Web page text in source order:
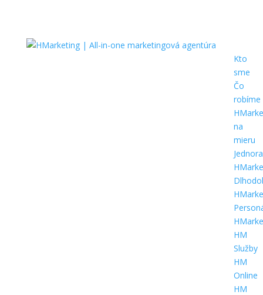
Kto
sme
Čo
robíme
na
mieru
HM
Služby
HM
Online
HM